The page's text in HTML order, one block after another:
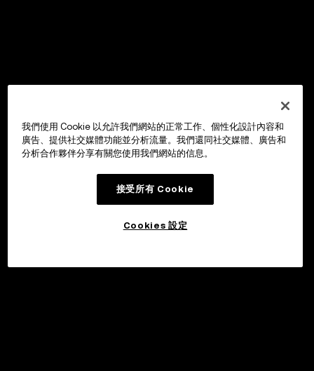
我們使用 Cookie 以允許我們網站的正常工作、個性化設計內容和
廣告、提供社交媒體功能並分析流量。我們還同社交媒體、廣告和
分析合作夥伴分享有關您使用我們網站的信息。
接受所有 Cookie
Cookies 設定